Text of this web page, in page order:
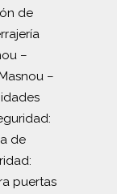
de
–
–
de
puertas